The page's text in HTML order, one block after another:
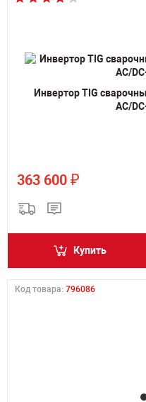
Инвертор TIG
AC/
363 600 ₽
Купить
Код товара: 796086